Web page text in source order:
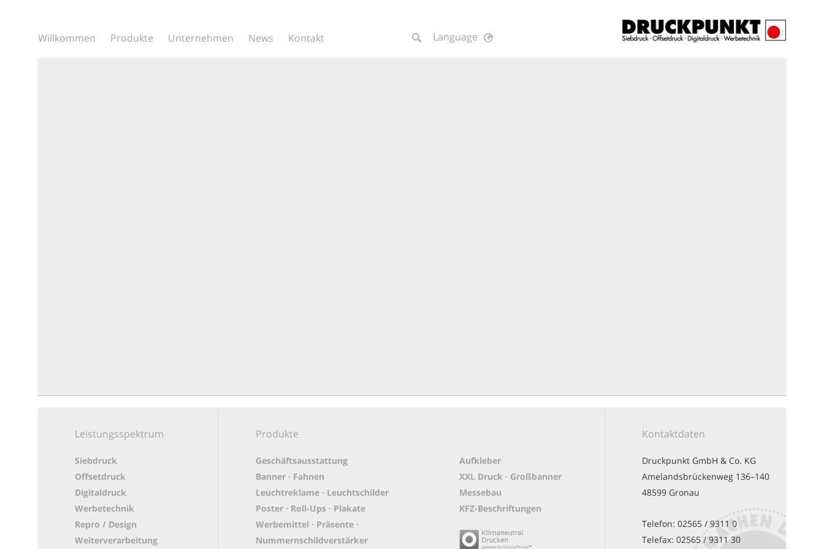
Willkommen Produkte Unternehmen News Kontakt Language
Leistungsspektrum
Siebdruck
Offsetdruck
Digitaldruck
Werbetechnik
Repro / Design
Weiterverarbeitung
Produkte
Geschäftsausstattung
Banner · Fahnen
Leuchtreklame · Leuchtschilder
Poster · Roll-Ups · Plakate
Werbemittel · Präsente ·
Nummernschildverstärker
Aufkleber
XXL Druck · Großbanner
Messebau
KFZ-Beschriftungen
Kontaktdaten
Druckpunkt GmbH & Co. KG
Amelandsbrückenweg 136–140
48599 Gronau
Telefon: 02565 / 9311 0
Telefax: 02565 / 9311 30